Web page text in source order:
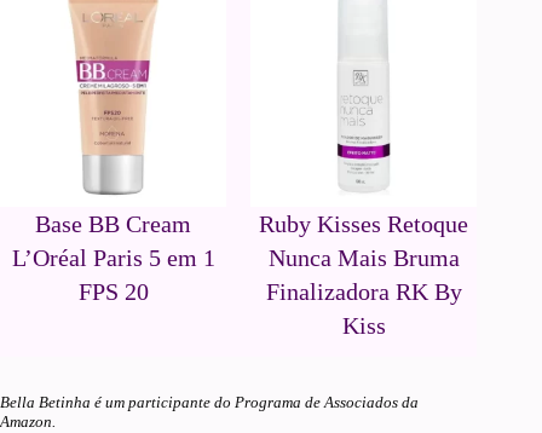
Base BB Cream
L’Oréal Paris 5 em 1
FPS 20
Ruby Kisses Retoque
Nunca Mais Bruma
Finalizadora RK By
Kiss
Bella Betinha é um participante do Programa de Associados da
Amazon.